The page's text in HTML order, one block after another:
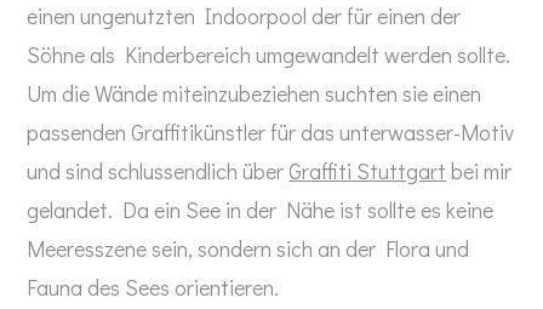
einen ungenutzten Indoorpool der für einen der
Söhne als Kinderbereich umgewandelt werden sollte.
Um die Wände miteinzubeziehen suchten sie einen
passenden Graffitikünstler für das unterwasser-Motiv
und sind schlussendlich über Graffiti Stuttgart bei mir
gelandet. Da ein See in der Nähe ist sollte es keine
Meeresszene sein, sondern sich an der Flora und
Fauna des Sees orientieren.